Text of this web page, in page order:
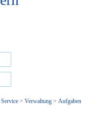
springen.
> Verwaltung> Aufgaben